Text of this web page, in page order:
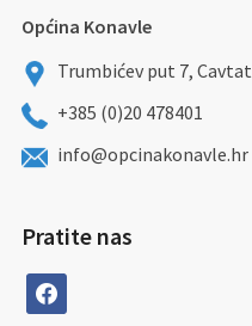
Općina Konavle
Trumbićev put 7, Cavtat
+385 (0)20 478401
info@opcinakonavle.hr
Pratite nas
facebook